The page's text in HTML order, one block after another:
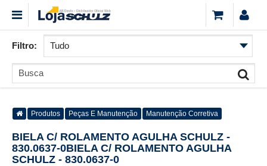
Filtro:
Produtos Peças E Manutenção Manutenção Corretiva
BIELA C/ ROLAMENTO AGULHA SCHULZ -
830.0637-0BIELA C/ ROLAMENTO AGULHA
SCHULZ - 830.0637-0